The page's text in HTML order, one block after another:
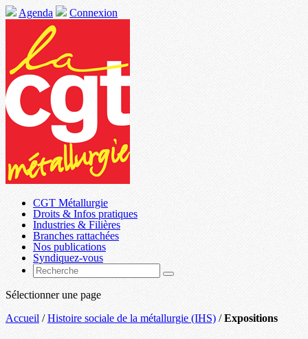
Agenda Connexion
CGT Métallurgie
Droits & Infos pratiques
Industries & Filières
Branches rattachées
Nos publications
Syndiquez-vous
Sélectionner une page
Accueil /Histoire sociale de la métallurgie (IHS) /Expositions